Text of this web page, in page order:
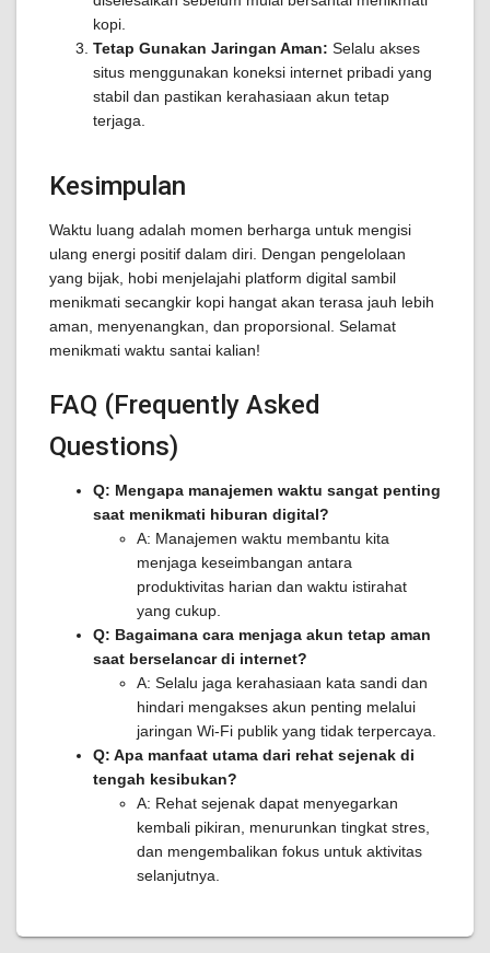
kopi.
Tetap Gunakan Jaringan Aman: Selalu akses
situs menggunakan koneksi internet pribadi yang
stabil dan pastikan kerahasiaan akun tetap
terjaga.
Kesimpulan
Waktu luang adalah momen berharga untuk mengisi
ulang energi positif dalam diri. Dengan pengelolaan
yang bijak, hobi menjelajahi platform digital sambil
menikmati secangkir kopi hangat akan terasa jauh lebih
aman, menyenangkan, dan proporsional. Selamat
menikmati waktu santai kalian!
FAQ (Frequently Asked
Questions)
Q: Mengapa manajemen waktu sangat penting
saat menikmati hiburan digital?
A: Manajemen waktu membantu kita
menjaga keseimbangan antara
produktivitas harian dan waktu istirahat
yang cukup.
Q: Bagaimana cara menjaga akun tetap aman
saat berselancar di internet?
A: Selalu jaga kerahasiaan kata sandi dan
hindari mengakses akun penting melalui
jaringan Wi-Fi publik yang tidak terpercaya.
Q: Apa manfaat utama dari rehat sejenak di
tengah kesibukan?
A: Rehat sejenak dapat menyegarkan
kembali pikiran, menurunkan tingkat stres,
dan mengembalikan fokus untuk aktivitas
selanjutnya.